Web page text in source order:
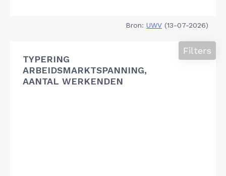
Bron: UWV (13-07-2026)
TYPERING
ARBEIDSMARKTSPANNING,
AANTAL WERKENDEN
Filters